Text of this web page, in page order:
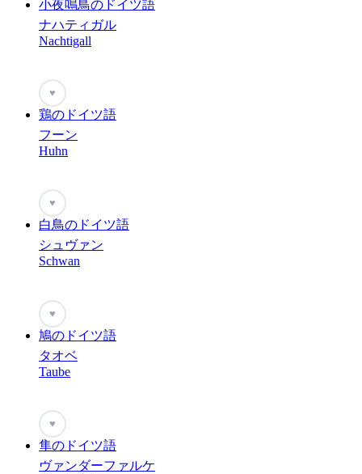
小夜鳴鳥のドイツ語
ナハティガル
Nachtigall
♥
鶏のドイツ語
フーン
Huhn
♥
白鳥のドイツ語
シュヴァン
Schwan
♥
鳩のドイツ語
タオベ
Taube
♥
隼のドイツ語
ヴァンダーファルケ